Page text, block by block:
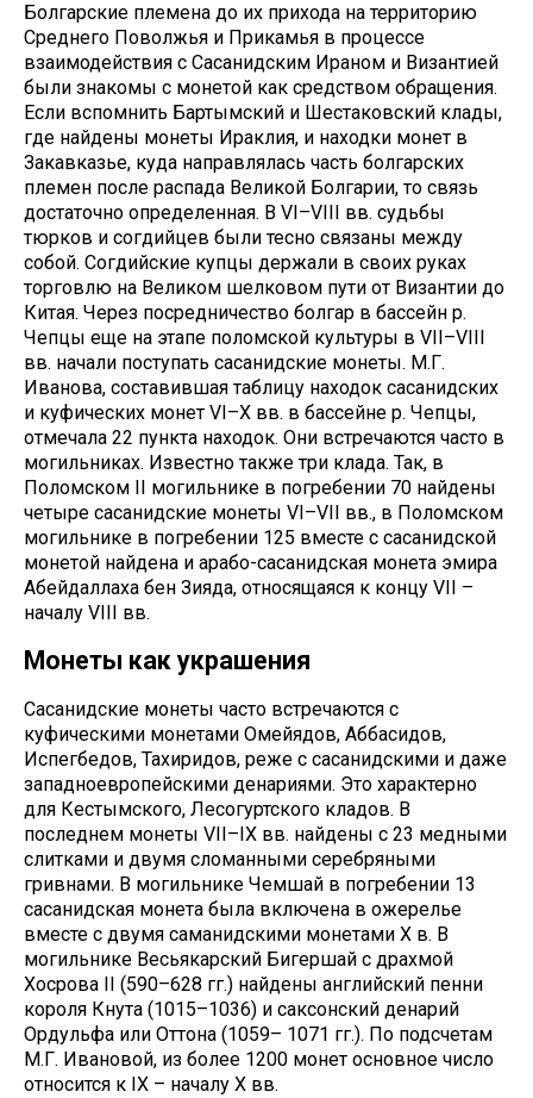
Болгарские племена до их прихода на территорию
Среднего Поволжья и Прикамья в процессе
взаимодействия с Сасанидским Ираном и Византией
были знакомы с монетой как средством обращения.
Если вспомнить Бартымский и Шестаковский клады,
где найдены монеты Ираклия, и находки монет в
Закавказье, куда направлялась часть болгарских
племен после распада Великой Болгарии, то связь
достаточно определенная. В VI–VIII вв. судьбы
тюрков и согдийцев были тесно связаны между
собой. Согдийские купцы держали в своих руках
торговлю на Великом шелковом пути от Византии до
Китая. Через посредничество болгар в бассейн р.
Чепцы еще на этапе поломской культуры в VII–VIII
вв. начали поступать сасанидские монеты. М.Г.
Иванова, составившая таблицу находок сасанидских
и куфических монет VI–X вв. в бассейне р. Чепцы,
отмечала 22 пункта находок. Они встречаются часто в
могильниках. Известно также три клада. Так, в
Поломском II могильнике в погребении 70 найдены
четыре сасанидские монеты VI–VII вв., в Поломском
могильнике в погребении 125 вместе с сасанидской
монетой найдена и арабо-сасанидская монета эмира
Абейдаллаха бен Зияда, относящаяся к концу VII –
началу VIII вв.
Монеты как украшения
Сасанидские монеты часто встречаются с
куфическими монетами Омейядов, Аббасидов,
Испегбедов, Тахиридов, реже с сасанидскими и даже
западноевропейскими денариями. Это характерно
для Кестымского, Лесогуртского кладов. В
последнем монеты VII–IX вв. найдены с 23 медными
слитками и двумя сломанными серебряными
гривнами. В могильнике Чемшай в погребении 13
сасанидская монета была включена в ожерелье
вместе с двумя саманидскими монетами X в. В
могильнике Весьякарский Бигершай с драхмой
Хосрова II (590–628 гг.) найдены английский пенни
короля Кнута (1015–1036) и саксонский денарий
Ордульфа или Оттона (1059– 1071 гг.). По подсчетам
М.Г. Ивановой, из более 1200 монет основное число
относится к IX – началу X вв.